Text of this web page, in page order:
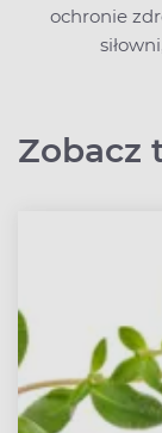
ochronie
Zobacz